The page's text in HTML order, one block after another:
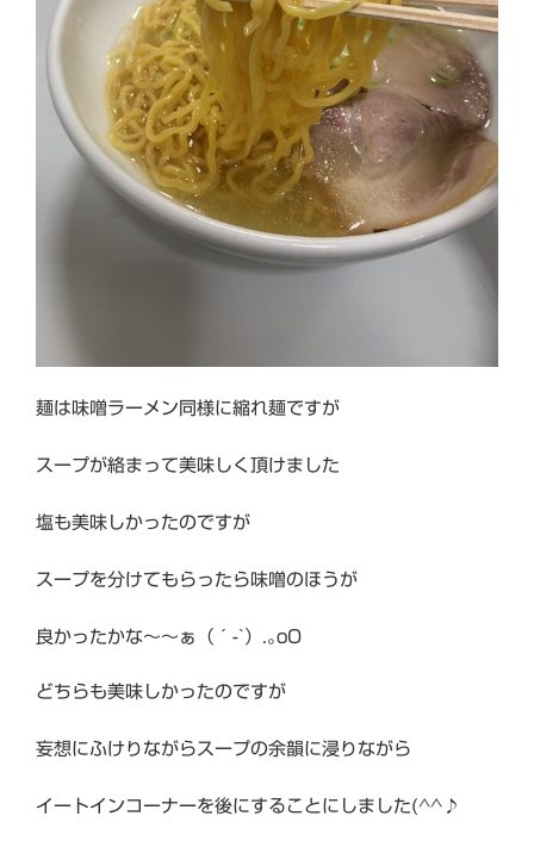
麺は味噌ラーメン同様に縮れ麺ですが
スープが絡まって美味しく頂けました
塩も美味しかったのですが
スープを分けてもらったら味噌のほうが
良かったかな～～ぁ（´-`）.｡oO
どちらも美味しかったのですが
妄想にふけりながらスープの余韻に浸りながら
イートインコーナーを後にすることにしました(^^♪